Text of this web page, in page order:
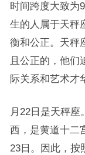
时间跨度大致为
生的人属于天秤
衡和公正。天秤
且公正的，他们
际关系和艺术才
月22日是天秤座
西，是黄道十二
23日。因此，按